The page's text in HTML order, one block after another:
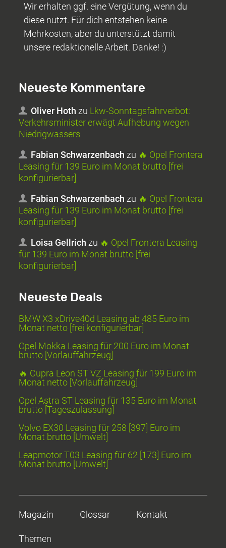
Wir erhalten ggf. eine Vergütung, wenn du
diese nutzt. Für dich entstehen keine
Mehrkosten, aber du unterstützt damit
unsere redaktionelle Arbeit. Danke! :)
Neueste Kommentare
Oliver Hoth zu Lkw-Sonntagsfahrverbot:
Verkehrsminister erwägt Aufhebung wegen
Niedrigwassers
Fabian Schwarzenbach zu 🔥 Opel Frontera
Leasing für 139 Euro im Monat brutto [frei
konfigurierbar]
Fabian Schwarzenbach zu 🔥 Opel Frontera
Leasing für 139 Euro im Monat brutto [frei
konfigurierbar]
Loisa Gellrich zu 🔥 Opel Frontera Leasing
für 139 Euro im Monat brutto [frei
konfigurierbar]
Neueste Deals
BMW X3 xDrive40d Leasing ab 485 Euro im
Monat netto [frei konfigurierbar]
Opel Mokka Leasing für 200 Euro im Monat
brutto [Vorlauffahrzeug]
🔥 Cupra Leon ST VZ Leasing für 199 Euro im
Monat netto [Vorlauffahrzeug]
Opel Astra ST Leasing für 135 Euro im Monat
brutto [Tageszulassung]
Volvo EX30 Leasing für 258 [397] Euro im
Monat brutto [Umwelt]
Leapmotor T03 Leasing für 62 [173] Euro im
Monat brutto [Umwelt]
Magazin Glossar Kontakt
Themen